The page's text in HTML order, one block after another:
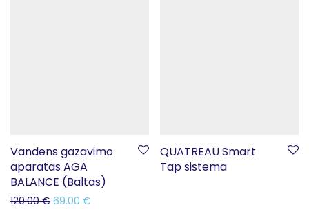
Vandens gazavimo
aparatas AGA
BALANCE (Baltas)
120.00€ 69.00 €
QUATREAU Smart
Tap sistema